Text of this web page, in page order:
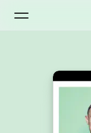
Startseite